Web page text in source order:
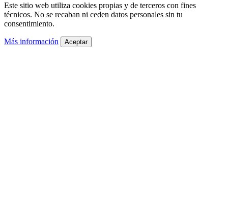
Este sitio web utiliza cookies propias y de terceros con fines
técnicos. No se recaban ni ceden datos personales sin tu
consentimiento.
Más información Aceptar